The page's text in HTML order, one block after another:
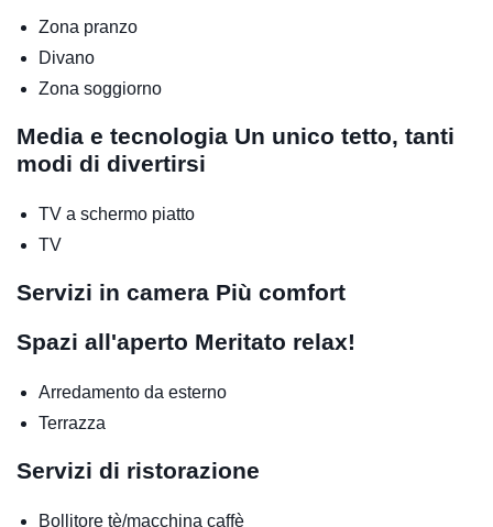
Zona pranzo
Divano
Zona soggiorno
Media e tecnologia Un unico tetto, tanti
modi di divertirsi
TV a schermo piatto
TV
Servizi in camera Più comfort
Spazi all'aperto Meritato relax!
Arredamento da esterno
Terrazza
Servizi di ristorazione
Bollitore tè/macchina caffè